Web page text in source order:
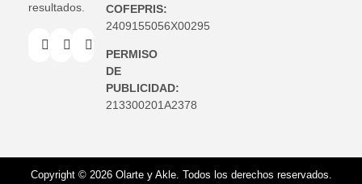
resultados.
COFEPRIS:
2409155056X00295
PERMISO
DE
PUBLICIDAD:
213300201A2378
Copyright © 2026 Olarte y Akle. Todos los derechos reservados.